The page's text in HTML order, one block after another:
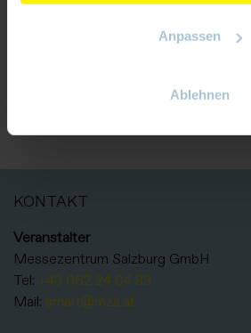
Anpassen
Ablehnen
Optix
ZURÜCK ZUM
KONTAKT
Veranstalter
Messezentrum Salzburg GmbH
Tel: +43 662 24 04 83
Mail: smart@mzs.at